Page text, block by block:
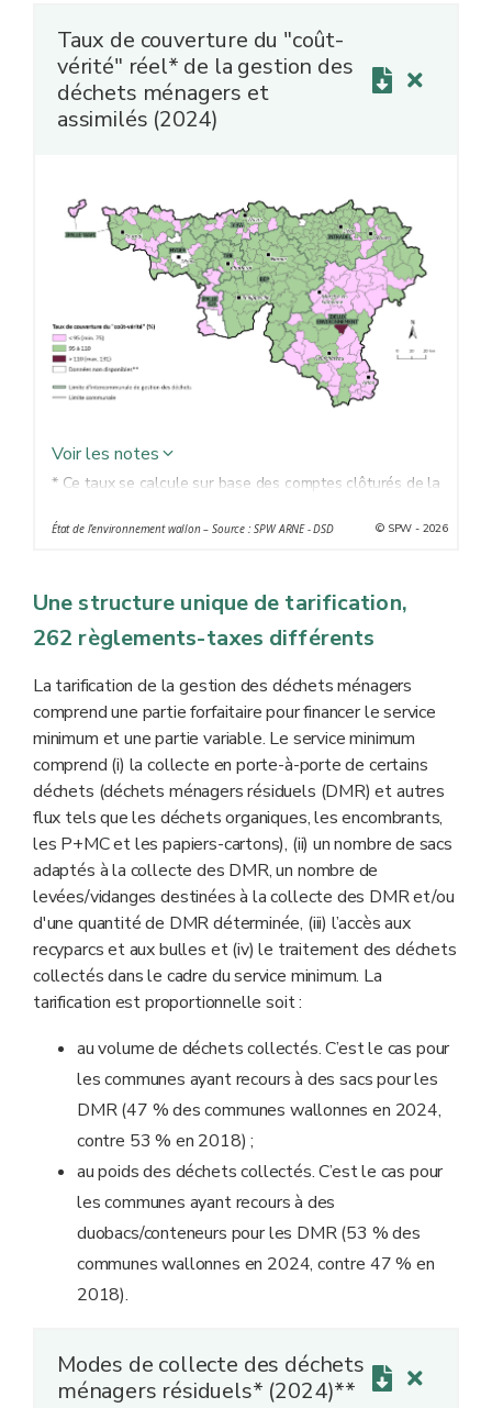
(coût-vérité dit réel, CVR).
** Les communes de Geer, de Lens et de Mons n’ont pas
transmis leurs informations au SPW ARNE dans les
délais requis.
Taux de couverture du "coût-
vérité" réel* de la gestion des
déchets ménagers et
assimilés (2024)
Voir les notes
* Ce taux se calcule sur base des comptes clôturés de la
gestion des déchets ménagers par l’ensemble des
transmis leurs informations au SPW ARNE dans les
délais requis.
État de l’environnement wallon – Source : SPW ARNE - DSD © SPW - 2026
Une structure unique de tarification,
262 règlements-taxes différents
La tarification de la gestion des déchets ménagers
comprend une partie forfaitaire pour financer le service
minimum et une partie variable. Le service minimum
comprend (i) la collecte en porte-à-porte de certains
déchets (déchets ménagers résiduels (DMR) et autres
flux tels que les déchets organiques, les encombrants,
les P+MC et les papiers-cartons), (ii) un nombre de sacs
adaptés à la collecte des DMR, un nombre de
levées/vidanges destinées à la collecte des DMR et/ou
d'une quantité de DMR déterminée, (iii) l’accès aux
recyparcs et aux bulles et (iv) le traitement des déchets
collectés dans le cadre du service minimum. La
tarification estproportionnelle soit :
au volume de déchets collectés. C’est le cas pour
les communes ayant recours à des sacs pour les
DMR (47 % des communes wallonnes en 2024,
contre 53 % en 2018) ;
au poids des déchets collectés. C’est le cas pour
les communes ayant recours à des
duobacs/conteneurs pour les DMR (53 % des
communes wallonnes en 2024, contre 47 % en
2018).
Modes de collecte des déchets
ménagers résiduels* (2024)**